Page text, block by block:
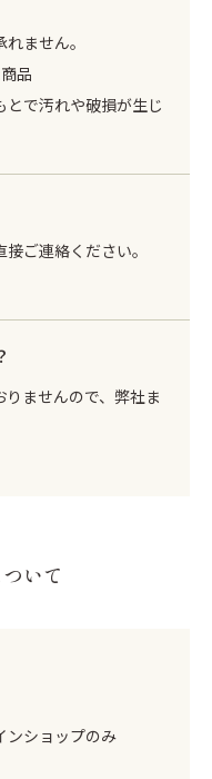
ません。
品
とで汚れや破損が生じ
ご連絡ください。
ませんので、弊社ま
いて
ショップのみ